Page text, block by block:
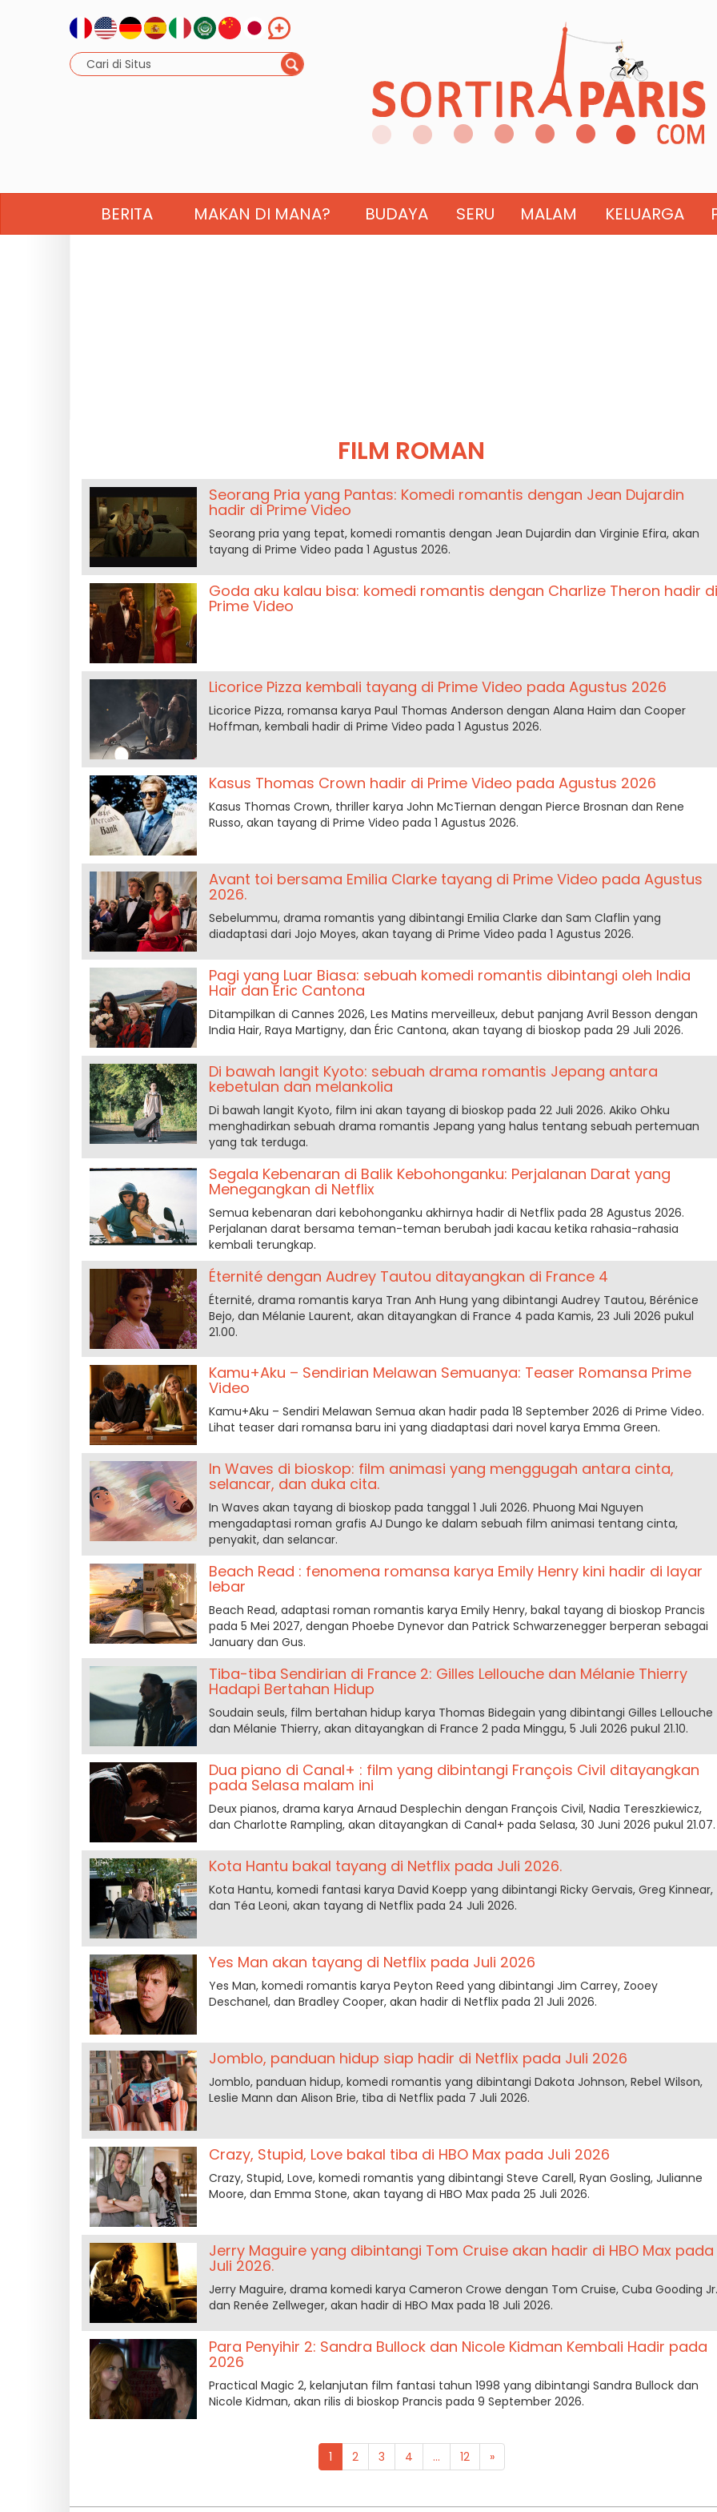
BERITA MAKAN DI MANA? BUDAYA SERU MALAM KELUARGA
FILM ROMAN
Seorang Pria yang Pantas: Komedi romantis dengan Jean Dujardin
hadir di Prime Video
Seorang pria yang tepat, komedi romantis dengan Jean Dujardin dan Virginie Efira, akan
tayang di Prime Video pada 1 Agustus 2026.
Goda aku kalau bisa: komedi romantis dengan Charlize Theron hadir di
Prime Video
Licorice Pizza kembali tayang di Prime Video pada Agustus 2026
Licorice Pizza, romansa karya Paul Thomas Anderson dengan Alana Haim dan Cooper
Hoffman, kembali hadir di Prime Video pada 1 Agustus 2026.
Kasus Thomas Crown hadir di Prime Video pada Agustus 2026
Kasus Thomas Crown, thriller karya John McTiernan dengan Pierce Brosnan dan Rene
Russo, akan tayang di Prime Video pada 1 Agustus 2026.
Avant toi bersama Emilia Clarke tayang di Prime Video pada Agustus
2026.
Sebelummu, drama romantis yang dibintangi Emilia Clarke dan Sam Claflin yang
diadaptasi dari Jojo Moyes, akan tayang di Prime Video pada 1 Agustus 2026.
Pagi yang Luar Biasa: sebuah komedi romantis dibintangi oleh India
Hair dan Éric Cantona
Ditampilkan di Cannes 2026, Les Matins merveilleux, debut panjang Avril Besson dengan
India Hair, Raya Martigny, dan Éric Cantona, akan tayang di bioskop pada 29 Juli 2026.
Di bawah langit Kyoto: sebuah drama romantis Jepang antara
kebetulan dan melankolia
Di bawah langit Kyoto, film ini akan tayang di bioskop pada 22 Juli 2026. Akiko Ohku
menghadirkan sebuah drama romantis Jepang yang halus tentang sebuah pertemuan
yang tak terduga.
Segala Kebenaran di Balik Kebohonganku: Perjalanan Darat yang
Menegangkan di Netflix
Semua kebenaran dari kebohonganku akhirnya hadir di Netflix pada 28 Agustus 2026.
Perjalanan darat bersama teman-teman berubah jadi kacau ketika rahasia-rahasia
kembali terungkap.
Éternité dengan Audrey Tautou ditayangkan di France 4
Éternité, drama romantis karya Tran Anh Hung yang dibintangi Audrey Tautou, Bérénice
Bejo, dan Mélanie Laurent, akan ditayangkan di France 4 pada Kamis, 23 Juli 2026 pukul
21.00.
Kamu+Aku – Sendirian Melawan Semuanya: Teaser Romansa Prime
Video
Kamu+Aku – Sendiri Melawan Semua akan hadir pada 18 September 2026 di Prime Video.
Lihat teaser dari romansa baru ini yang diadaptasi dari novel karya Emma Green.
In Waves di bioskop: film animasi yang menggugah antara cinta,
selancar, dan duka cita.
In Waves akan tayang di bioskop pada tanggal 1 Juli 2026. Phuong Mai Nguyen
mengadaptasi roman grafis AJ Dungo ke dalam sebuah film animasi tentang cinta,
penyakit, dan selancar.
Beach Read : fenomena romansa karya Emily Henry kini hadir di layar
lebar
Beach Read, adaptasi roman romantis karya Emily Henry, bakal tayang di bioskop Prancis
pada 5 Mei 2027, dengan Phoebe Dynevor dan Patrick Schwarzenegger berperan sebagai
January dan Gus.
Tiba-tiba Sendirian di France 2: Gilles Lellouche dan Mélanie Thierry
Hadapi Bertahan Hidup
Soudain seuls, film bertahan hidup karya Thomas Bidegain yang dibintangi Gilles Lellouche
dan Mélanie Thierry, akan ditayangkan di France 2 pada Minggu, 5 Juli 2026 pukul 21.10.
Dua piano di Canal+ : film yang dibintangi François Civil ditayangkan
pada Selasa malam ini
Deux pianos, drama karya Arnaud Desplechin dengan François Civil, Nadia Tereszkiewicz,
dan Charlotte Rampling, akan ditayangkan di Canal+ pada Selasa, 30 Juni 2026 pukul 21.07.
Kota Hantu bakal tayang di Netflix pada Juli 2026.
Kota Hantu, komedi fantasi karya David Koepp yang dibintangi Ricky Gervais, Greg Kinnear,
dan Téa Leoni, akan tayang di Netflix pada 24 Juli 2026.
Yes Man akan tayang di Netflix pada Juli 2026
Yes Man, komedi romantis karya Peyton Reed yang dibintangi Jim Carrey, Zooey
Deschanel, dan Bradley Cooper, akan hadir di Netflix pada 21 Juli 2026.
Jomblo, panduan hidup siap hadir di Netflix pada Juli 2026
Jomblo, panduan hidup, komedi romantis yang dibintangi Dakota Johnson, Rebel Wilson,
Leslie Mann dan Alison Brie, tiba di Netflix pada 7 Juli 2026.
Crazy, Stupid, Love bakal tiba di HBO Max pada Juli 2026
Crazy, Stupid, Love, komedi romantis yang dibintangi Steve Carell, Ryan Gosling, Julianne
Moore, dan Emma Stone, akan tayang di HBO Max pada 25 Juli 2026.
Jerry Maguire yang dibintangi Tom Cruise akan hadir di HBO Max pada
Juli 2026.
Jerry Maguire, drama komedi karya Cameron Crowe dengan Tom Cruise, Cuba Gooding Jr.
dan Renée Zellweger, akan hadir di HBO Max pada 18 Juli 2026.
Para Penyihir 2: Sandra Bullock dan Nicole Kidman Kembali Hadir pada
2026
Practical Magic 2, kelanjutan film fantasi tahun 1998 yang dibintangi Sandra Bullock dan
Nicole Kidman, akan rilis di bioskop Prancis pada 9 September 2026.
1 2 3 4 ... 12 »